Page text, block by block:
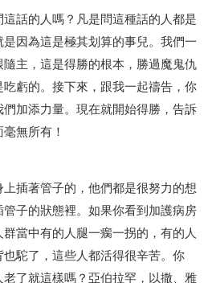
話的人嗎？凡是問這種話的人都是
因為這是極其划算的事兒。我們一
主，這是得勝的根本，勝過魔鬼仇
虧的。接下來，跟我一起禱告，你
加添力量。現在就開始得勝，告訴
無所有！
插著管子的，他們都是很努力的想
子的狀態裡。如果你看到加護病房
當中有的人腿一瘸一拐的，有的人
駝了，這些人都活得很辛苦。你
了就這樣嗎？亞伯拉罕，以撒、雅